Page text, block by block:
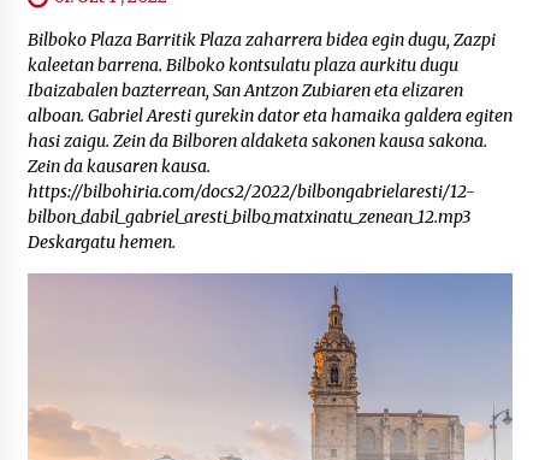
Bilboko Plaza Barritik Plaza zaharrera bidea egin dugu, Zazpi
kaleetan barrena. Bilboko kontsulatu plaza aurkitu dugu
Ibaizabalen bazterrean, San Antzon Zubiaren eta elizaren
alboan. Gabriel Aresti gurekin dator eta hamaika galdera egiten
hasi zaigu. Zein da Bilboren aldaketa sakonen kausa sakona.
Zein da kausaren kausa.
https://bilbohiria.com/docs2/2022/bilbongabrielaresti/12-
bilbon_dabil_gabriel_aresti_bilbo_matxinatu_zenean_12.mp3
Deskargatu hemen.